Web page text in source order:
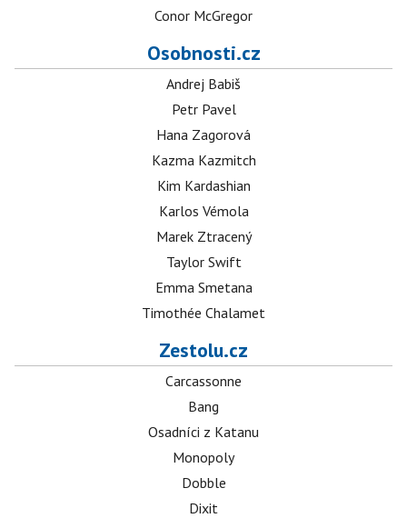
Conor McGregor
Osobnosti.cz
Andrej Babiš
Petr Pavel
Hana Zagorová
Kazma Kazmitch
Kim Kardashian
Karlos Vémola
Marek Ztracený
Taylor Swift
Emma Smetana
Timothée Chalamet
Zestolu.cz
Carcassonne
Bang
Osadníci z Katanu
Monopoly
Dobble
Dixit